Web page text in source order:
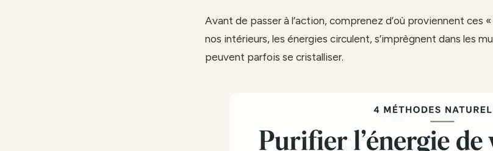
Avant de passer à l’action, comprenez d’où proviennent ces
nos intérieurs, les énergies circulent, s’imprègnent dans les
peuvent parfois se cristalliser.